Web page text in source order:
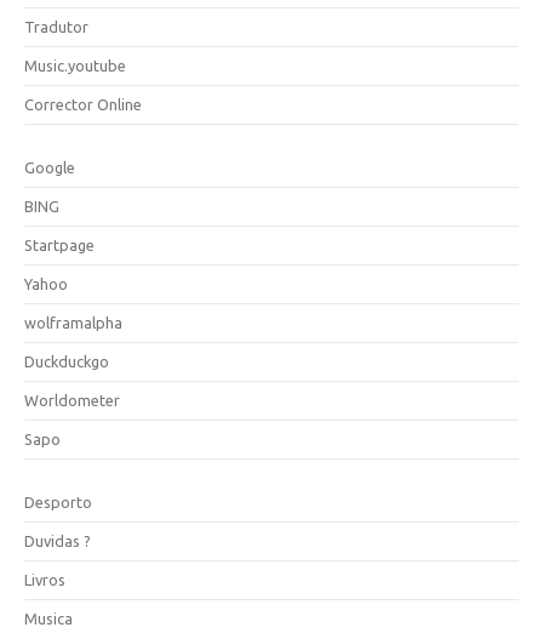
Tradutor
Music.youtube
Corrector Online
Google
BING
Startpage
Yahoo
wolframalpha
Duckduckgo
Worldometer
Sapo
Desporto
Duvidas ?
Livros
Musica